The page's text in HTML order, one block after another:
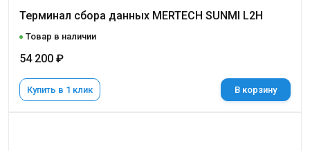
Терминал сбора данных MERTECH SUNMI L2H
Товар в наличии
54 200 ₽
Купить в 1 клик В корзину